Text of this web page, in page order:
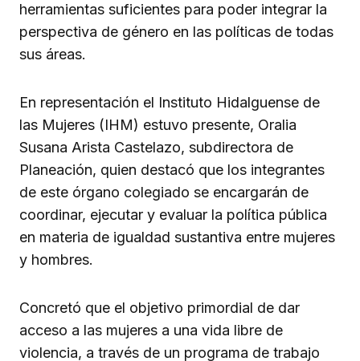
herramientas suficientes para poder integrar la
perspectiva de género en las políticas de todas
sus áreas.
En representación el Instituto Hidalguense de
las Mujeres (IHM) estuvo presente, Oralia
Susana Arista Castelazo, subdirectora de
Planeación, quien destacó que los integrantes
de este órgano colegiado se encargarán de
coordinar, ejecutar y evaluar la política pública
en materia de igualdad sustantiva entre mujeres
y hombres.
Concretó que el objetivo primordial de dar
acceso a las mujeres a una vida libre de
violencia, a través de un programa de trabajo